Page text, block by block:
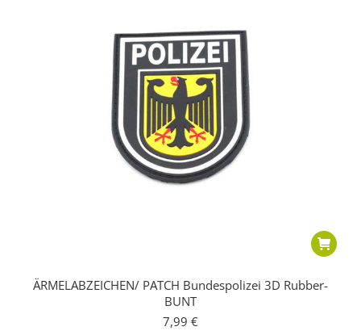
ÄRMELABZEICHEN/ PATCH Bundespolizei 3D Rubber-
BUNT
7,99 €